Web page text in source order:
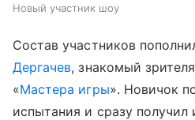
Новый участник шоу
Состав участников
Дергачев, знакомый
«Мастера игры». Новичок
испытания и сразу